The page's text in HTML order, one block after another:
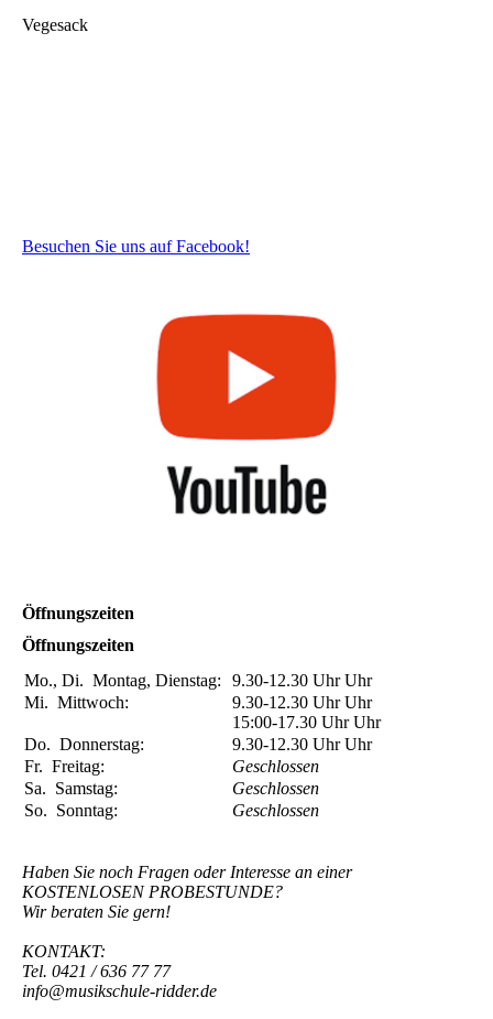
Vegesack
Besuchen Sie uns auf Facebook!
Öffnungszeiten
Öffnungszeiten
Mo., Di. Montag, Dienstag: 9.30-12.30 UhrUhr
Mi. Mittwoch: 9.30-12.30 UhrUhr
15:00-17.30 UhrUhr
Do. Donnerstag: 9.30-12.30 UhrUhr
Fr. Freitag:
Geschlossen
Sa. Samstag:
Geschlossen
So. Sonntag: Geschlossen
Haben Sie noch Fragen oder Interesse an einer
KOSTENLOSEN PROBESTUNDE?
Wir beraten Sie gern!
KONTAKT:
Tel. 0421 / 636 77 77
info@musikschule-ridder.de